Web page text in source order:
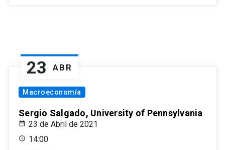
23 ABR
Macroeconomía
Sergio Salgado, University of Pennsylvania
23 de Abril de 2021
14:00